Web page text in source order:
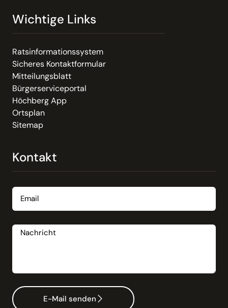
Wichtige Links
Ratsinformationssystem
Sicheres Kontaktformular
Mitteilungsblatt
Bürgerserviceportal
Höchberg App
Ortsplan
Sitemap
Kontakt
E-Mail senden